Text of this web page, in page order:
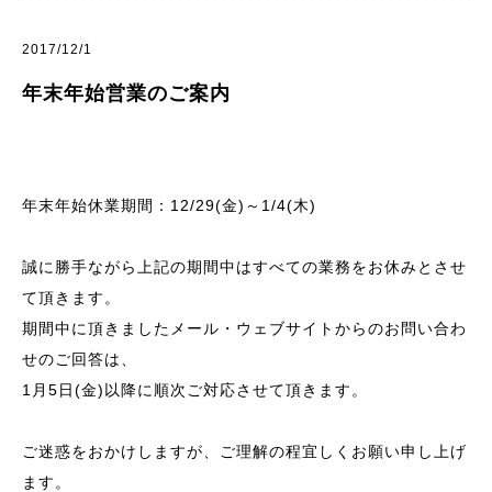
2017/12/1
年末年始営業のご案内
年末年始休業期間：12/29(金)～1/4(木)
誠に勝手ながら上記の期間中はすべての業務をお休みとさせ
て頂きます。
期間中に頂きましたメール・ウェブサイトからのお問い合わ
せのご回答は、
1月5日(金)以降に順次ご対応させて頂きます。
ご迷惑をおかけしますが、ご理解の程宜しくお願い申し上げ
ます。